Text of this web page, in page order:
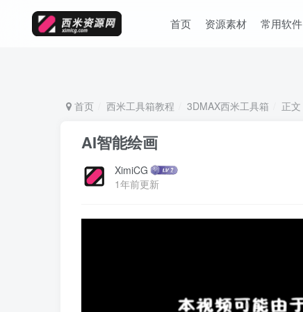
首页 资源素材 常用软件
首页 西米工具箱教程 3DMAX西米工具箱 正文
AI智能绘画
XimiCG
1年前更新